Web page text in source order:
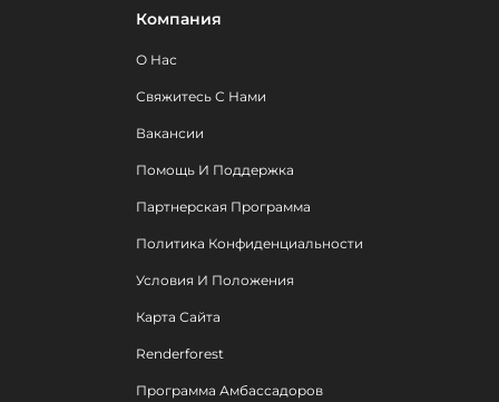
Компания
О Нас
Свяжитесь С Нами
Вакансии
Помощь И Поддержка
Партнерская Программа
Политика Конфиденциальности
Условия И Положения
Карта Сайта
Renderforest
Программа Амбассадоров